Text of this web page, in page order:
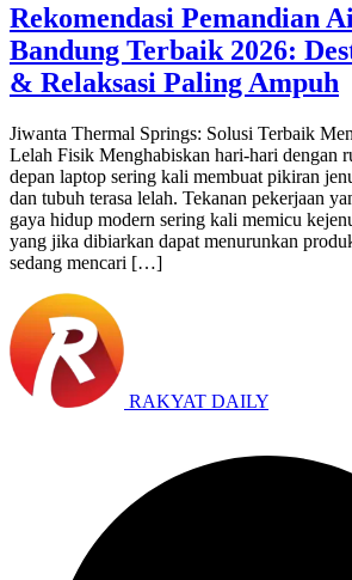
Rekomendasi Pemandian
Bandung Terbaik 2026:
& Relaksasi Paling Ampuh
Jiwanta Thermal Springs: Solusi Terbaik
Lelah Fisik Menghabiskan hari-hari dengan
depan laptop sering kali membuat pikiran
dan tubuh terasa lelah. Tekanan pekerjaan
gaya hidup modern sering kali memicu
yang jika dibiarkan dapat menurunkan
sedang mencari […]
RAKYAT DAILY